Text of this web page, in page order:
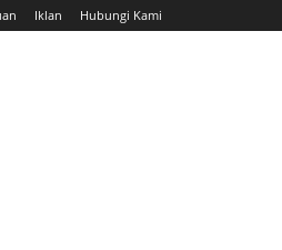
Iklan Hubungi Kami